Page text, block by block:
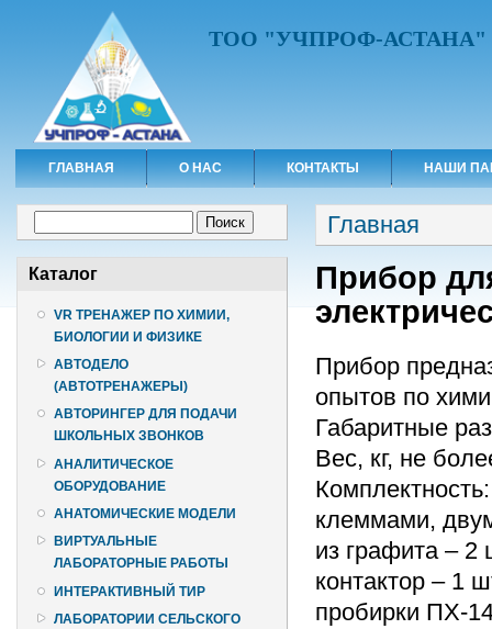
ТОО "УЧПРОФ-АСТАНА"
ГЛАВНАЯ О НАС КОНТАКТЫ НАШИ
Каталог
VR ТРЕНАЖЕР ПО ХИМИИ,
БИОЛОГИИ И ФИЗИКЕ
АВТОДЕЛО
(АВТОТРЕНАЖЕРЫ)
АВТОРИНГЕР ДЛЯ ПОДАЧИ
ШКОЛЬНЫХ ЗВОНКОВ
АНАЛИТИЧЕСКОЕ
ОБОРУДОВАНИЕ
АНАТОМИЧЕСКИЕ МОДЕЛИ
ВИРТУАЛЬНЫЕ
ЛАБОРАТОРНЫЕ РАБОТЫ
ИНТЕРАКТИВНЫЙ ТИР
ЛАБОРАТОРИИ СЕЛЬСКОГО
Вы здесь
Главная
Прибор
Прибор
опытов по
Габаритные
Вес, кг, не
клеммами,
из графита –
контактор – 1
пробирки ПХ-